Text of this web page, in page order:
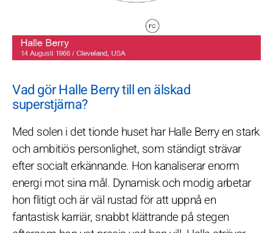
Vad gör Halle Berry till en älskad
superstjärna?
Med solen i det tionde huset har Halle Berry en stark
och ambitiös personlighet, som ständigt strävar
efter socialt erkännande. Hon kanaliserar enorm
energi mot sina mål. Dynamisk och modig arbetar
hon flitigt och är väl rustad för att uppnå en
fantastisk karriär, snabbt klättrande på stegen